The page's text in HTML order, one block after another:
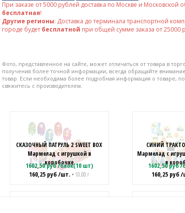
При заказе от5000 рублей доставка по Москве и Московской
бесплатная!
Другие регионы: Доставка до терминала транспортной
городе будет бесплатной при общей сумме заказа от 25000
Фото, представленное на сайте, может отличаться от товара в
получения более точной информации, всегда обращайте
товар. Если необходима более подробная информация о товаре,
свяжитесь с производителем.
СКАЗОЧНЫЙ ПАТРУЛЬ 2 SWEET BOX
Мармелад с игрушкой в
коробочке
1602,50руб/блок(10 шт)
160,25 руб/шт. • 10.00 г
СИНИЙ
Мармелад с
в
1602,50руб/
160,25 руб/